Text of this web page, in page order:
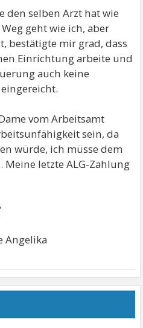
den selben Arzt hat wie
geht wie ich, aber
bestätigte mir grad, dass
Einrichtung arbeite und
auch keine
vom Arbeitsamt
sein, da
würde, ich müsse dem
Meine letzte ALG-Zahlung
Angelika